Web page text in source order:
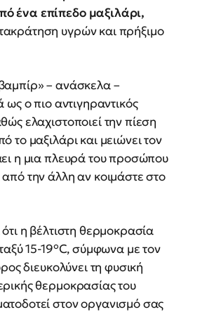
ένα επίπεδο μαξιλάρι,
υγρών και πρήξιμο
– ανάσκελα –
ως ο πιο αντιγηραντικός
ελαχιστοποιεί την πίεση
το μαξιλάρι και μειώνει τον
η μια πλευρά του προσώπου
την άλλη αν κοιμάστε στο
η βέλτιστη θερμοκρασία
15-19°C, σύμφωνα με τον
διευκολύνει τη φυσική
θερμοκρασίας του
στον οργανισμό σας